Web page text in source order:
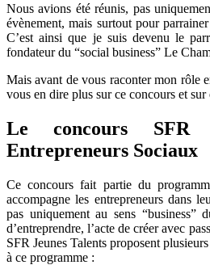
Nous avions été réunis, pas
évènement, mais surtout pour
C’est ainsi que je suis devenu le
fondateur du “social business” Le
Mais avant de vous raconter mon rôle
vous en dire plus sur ce concours et sur
Le concours SFR
Entrepreneurs Sociaux
Ce concours fait partie du
accompagne les entrepreneurs dans
pas uniquement au sens “business”
d’entreprendre, l’acte de créer avec
SFR Jeunes Talents proposent
à ce programme :